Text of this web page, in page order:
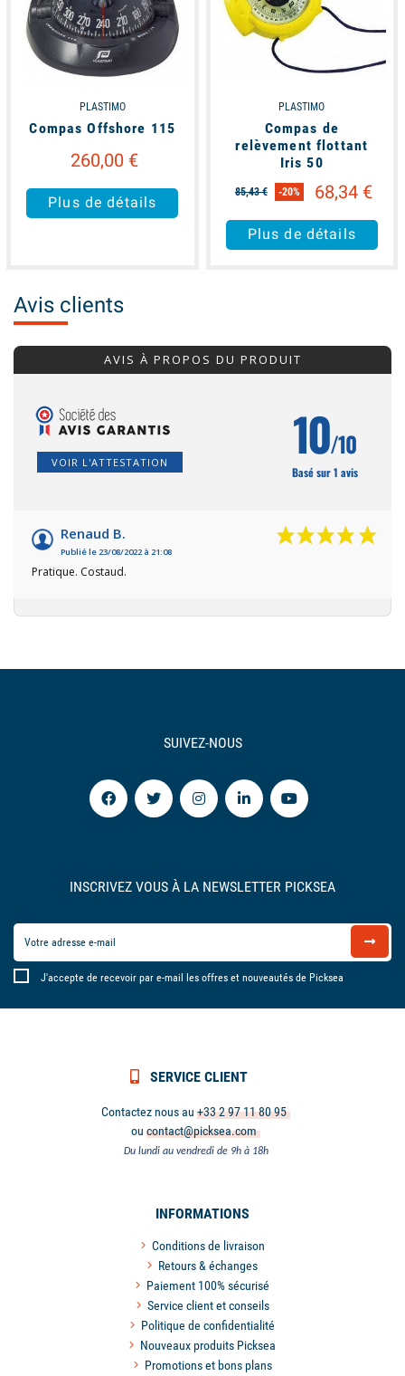
PLASTIMO
Compas Offshore 115
260,00 €
Plus de détails
PLASTIMO
Compas de
relèvement flottant
Iris 50
85,43 € -20% 68,34 €
Plus de détails
Avis clients
AVIS À PROPOS DU PRODUIT
VOIR L'ATTESTATION 10/10
Basé sur 1 avis
Renaud B.
Publié le 23/08/2022 à 21:08
Pratique. Costaud.
SUIVEZ-NOUS
INSCRIVEZ VOUS À LA NEWSLETTER PICKSEA
J'accepte de recevoir par e-mail les offres et nouveautés de Picksea
SERVICE CLIENT
Contactez nous au +33 2 97 11 80 95
ou contact@picksea.com
Du lundi au vendredi de 9h à 18h
INFORMATIONS
Conditions de livraison
Retours & échanges
Paiement 100% sécurisé
Service client et conseils
Politique de confidentialité
Nouveaux produits Picksea
Promotions et bons plans